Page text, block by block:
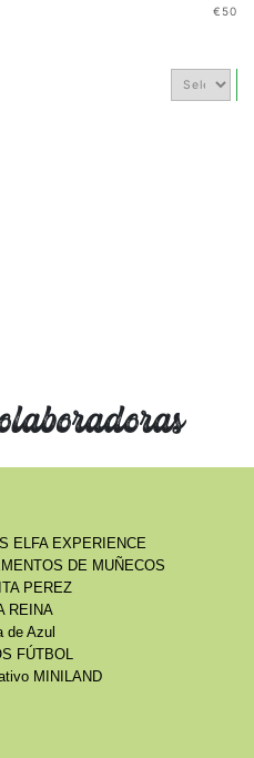
€50
ELFA EXPERIENCE
DE MUÑECOS
PEREZ
REINA
de Azul
FÚTBOL
MINILAND